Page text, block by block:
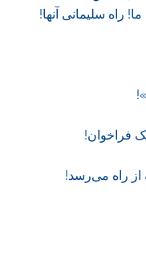
راه سلیمانی آنها!
فراخوان!
از راه می‌رسد!